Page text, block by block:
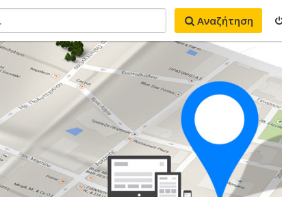
Αναζήτηση